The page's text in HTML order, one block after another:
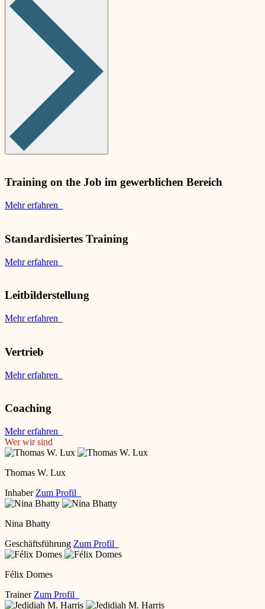
Training on the Job im gewerblichen Bereich
Mehr erfahren
Standardisiertes Training
Mehr erfahren
Leitbilderstellung
Mehr erfahren
Vertrieb
Mehr erfahren
Coaching
Mehr erfahren
Wer wir sind
Thomas W. Lux
Inhaber Zum Profil
Nina Bhatty
Geschäftsführung Zum Profil
Félix Domes
Trainer Zum Profil